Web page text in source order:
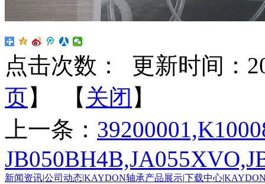
点击次数：
更新时间：
页】 【 关闭 】
上一条：
新闻资讯|公司动态|KAYDON轴承产品展示|下载中心|